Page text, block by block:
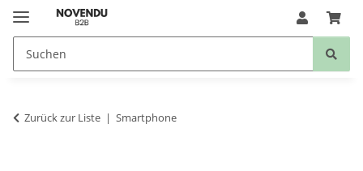
Zurück zur Liste Smartphone